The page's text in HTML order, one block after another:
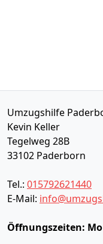
Umzugshilfe
Kevin Keller
Tegelweg 28B
33102 Paderborn
Tel.: 015792621440
E-Mail:
Öffnungszeiten: